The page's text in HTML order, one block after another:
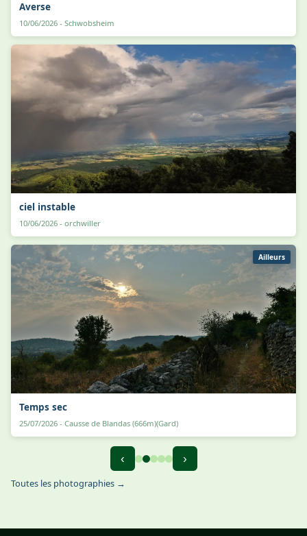
Averse
10/06/2026 - Schwobsheim
ciel instable
10/06/2026 - orchwiller
Ailleurs
Temps sec
25/07/2026 - Causse de Blandas (666m)(Gard)
‹ ›
Toutes les photographies →